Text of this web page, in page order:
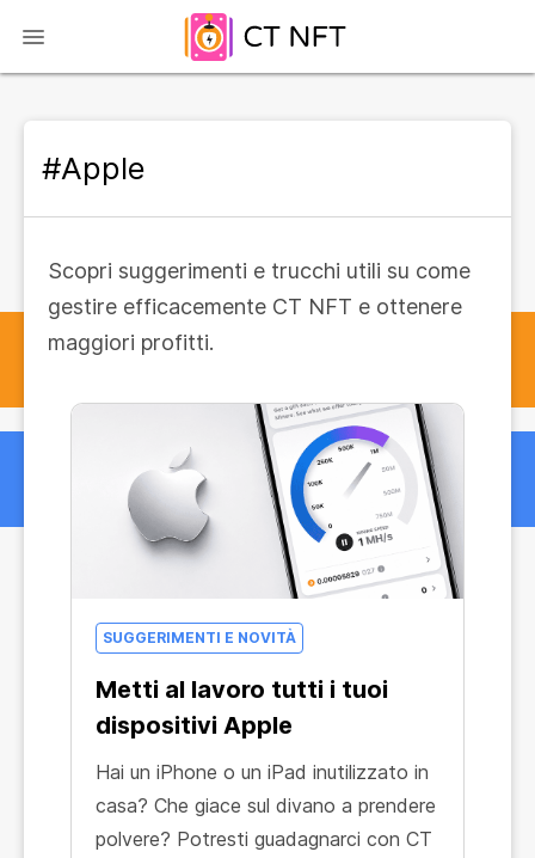
#Apple
Scopri suggerimenti e trucchi utili su come
gestire efficacemente CT NFT e ottenere
maggiori profitti.
SUGGERIMENTI E NOVITÀ
Metti al lavoro tutti i tuoi
dispositivi Apple
Hai un iPhone o un iPad inutilizzato in
casa? Che giace sul divano a prendere
polvere? Potresti guadagnarci con CT